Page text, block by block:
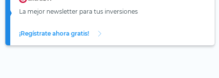
La mejor newsletter para tus inversiones
¡Regístrate ahora gratis!